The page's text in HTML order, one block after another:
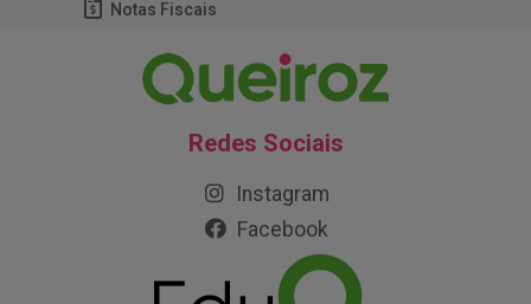
Notas Fiscais
Redes Sociais
Instagram
Facebook